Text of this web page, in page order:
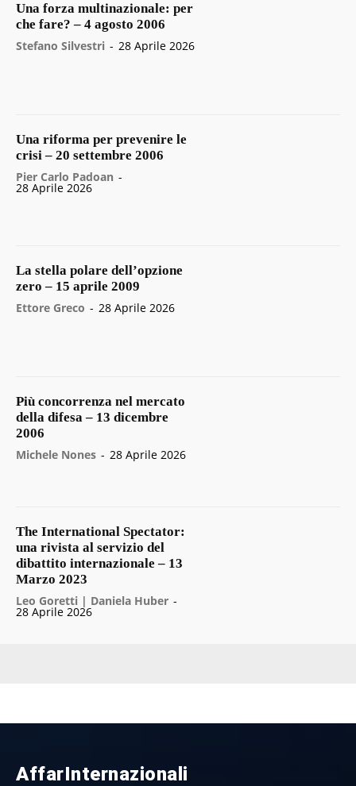
Una forza multinazionale: per
che fare? – 4 agosto 2006
Stefano Silvestri - 28 Aprile 2026
Una riforma per prevenire le
crisi – 20 settembre 2006
Pier Carlo Padoan -
28 Aprile 2026
La stella polare dell’opzione
zero – 15 aprile 2009
Ettore Greco - 28 Aprile 2026
Più concorrenza nel mercato
della difesa – 13 dicembre
2006
Michele Nones - 28 Aprile 2026
The International Spectator:
una rivista al servizio del
dibattito internazionale – 13
Marzo 2023
Leo Goretti | Daniela Huber -
28 Aprile 2026
AffarInternazionali